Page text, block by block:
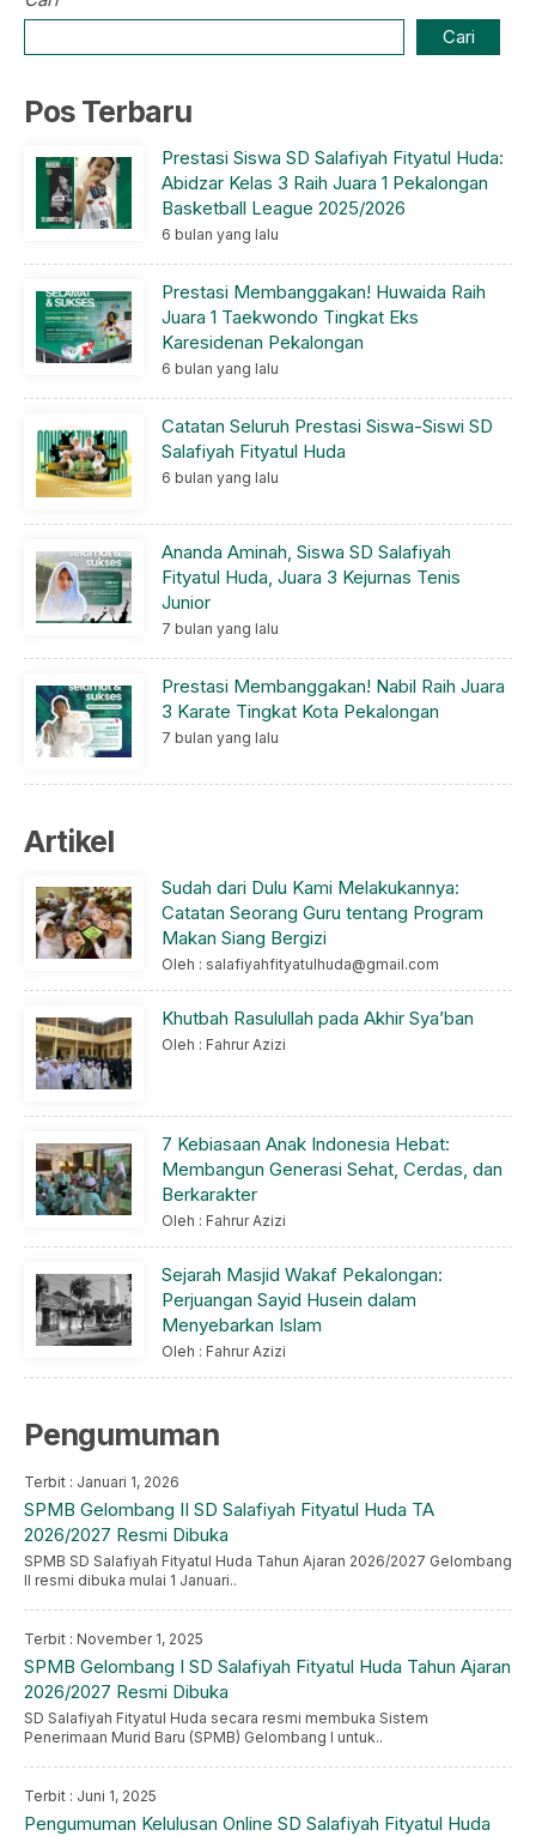
Cari
Pos Terbaru
Prestasi Siswa SD Salafiyah Fityatul Huda:
Abidzar Kelas 3 Raih Juara 1 Pekalongan
Basketball League 2025/2026
6 bulan yang lalu
Prestasi Membanggakan! Huwaida Raih
Juara 1 Taekwondo Tingkat Eks
Karesidenan Pekalongan
6 bulan yang lalu
Catatan Seluruh Prestasi Siswa-Siswi SD
Salafiyah Fityatul Huda
6 bulan yang lalu
Ananda Aminah, Siswa SD Salafiyah
Fityatul Huda, Juara 3 Kejurnas Tenis
Junior
7 bulan yang lalu
Prestasi Membanggakan! Nabil Raih Juara
3 Karate Tingkat Kota Pekalongan
7 bulan yang lalu
Artikel
Sudah dari Dulu Kami Melakukannya:
Catatan Seorang Guru tentang Program
Makan Siang Bergizi
Oleh : salafiyahfityatulhuda@gmail.com
Khutbah Rasulullah pada Akhir Sya’ban
Oleh : Fahrur Azizi
7 Kebiasaan Anak Indonesia Hebat:
Membangun Generasi Sehat, Cerdas, dan
Berkarakter
Oleh : Fahrur Azizi
Sejarah Masjid Wakaf Pekalongan:
Perjuangan Sayid Husein dalam
Menyebarkan Islam
Oleh : Fahrur Azizi
Pengumuman
Terbit : Januari 1, 2026
SPMB Gelombang II SD Salafiyah Fityatul Huda TA
2026/2027 Resmi Dibuka
SPMB SD Salafiyah Fityatul Huda Tahun Ajaran 2026/2027 Gelombang
II resmi dibuka mulai 1 Januari..
Terbit : November 1, 2025
SPMB Gelombang I SD Salafiyah Fityatul Huda Tahun Ajaran
2026/2027 Resmi Dibuka
SD Salafiyah Fityatul Huda secara resmi membuka Sistem
Penerimaan Murid Baru (SPMB) Gelombang I untuk..
Terbit : Juni 1, 2025
Pengumuman Kelulusan Online SD Salafiyah Fityatul Huda